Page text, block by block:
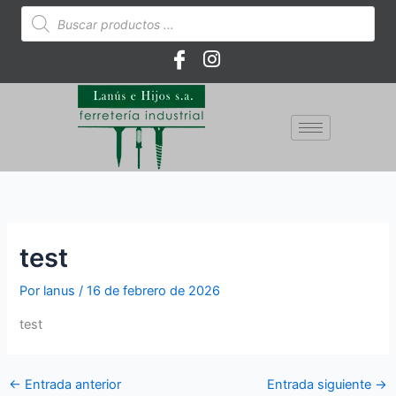
Búsqueda
de
productos
test
Por lanus/16 de febrero de 2026
test
← Entrada anterior Entrada siguiente →